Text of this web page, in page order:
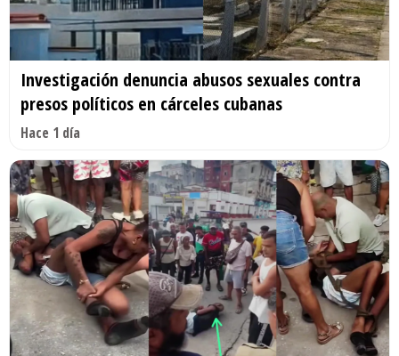
Investigación denuncia abusos sexuales contra
presos políticos en cárceles cubanas
Hace 1 día